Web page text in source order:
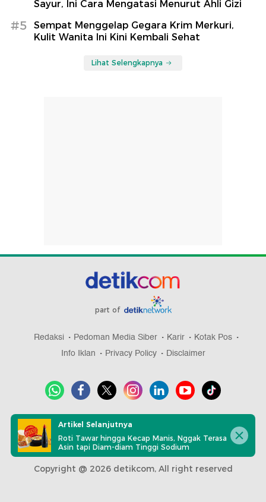
Sayur, Ini Cara Mengatasi Menurut Ahli Gizi
#5
Sempat Menggelap Gegara Krim Merkuri,
Kulit Wanita Ini Kini Kembali Sehat
Lihat Selengkapnya
part of
Redaksi Pedoman Media Siber Karir
Kotak Pos
Info Iklan
Privacy Policy Disclaimer
Copyright @ 2026 detikcom, All right reserved
Artikel Selanjutnya
Roti Tawar hingga Kecap Manis, Nggak Terasa
Asin tapi Diam-diam Tinggi Sodium